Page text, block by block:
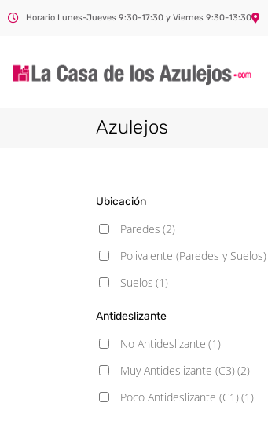
Horario Lunes-Jueves 9:30-17:30 y Viernes 9:30-13:30
Azulejos
Ubicación
Paredes (2)
Polivalente (Paredes y Suelos)
Suelos (1)
Antideslizante
No Antideslizante (1)
Muy Antideslizante (C3)(2)
Poco Antideslizante (C1)(1)